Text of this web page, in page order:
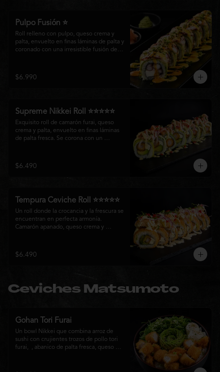
Pulpo Fusión ⭐
Roll relleno con pulpo, queso crema y
palta, envuelto en finas láminas de palta y
coronado con una irresistible fusión de
láminas de pulpo, ofreciendo una
combinación perfecta entre frescura,
$6.990
Supreme Nikkei Roll ⭐⭐⭐⭐⭐
Exquisito roll de camarón furai, queso
crema y palta, envuelto en finas láminas
de palta fresca. Se corona con un
fusión de texturas, frescura y sabores que
resaltan la esencia del Pacífico.
$6.490
Tempura Ceviche Roll ⭐⭐⭐⭐⭐
Un roll donde la crocancia y la frescura se
encuentran en perfecta armonía.
Camarón apanado, queso crema y
corona con salmón y pescado blanco en
tempura, cebolla morada, una sedosa
logrando una experiencia intensa,
equilibrada y auténticamente nikkei.
$6.490
Ceviches Matsumoto
Gohan Tori Furai
Un bowl Nikkei que combina arroz de
sushi con crujientes trozos de pollo tori
furai,  , abanico de palta fresca, queso